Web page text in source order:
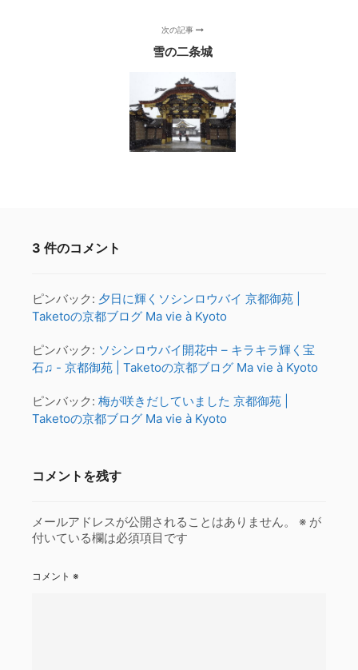
次の記事
雪の二条城
3 件のコメント
ピンバック: 夕日に輝くソシンロウバイ 京都御苑 |
Taketoの京都ブログ Ma vie à Kyoto
ピンバック: ソシンロウバイ開花中 – キラキラ輝く宝
石♫ - 京都御苑 | Taketoの京都ブログ Ma vie à Kyoto
ピンバック: 梅が咲きだしていました 京都御苑 |
Taketoの京都ブログ Ma vie à Kyoto
コメントを残す
メールアドレスが公開されることはありません。 ※ が
付いている欄は必須項目です
コメント ※